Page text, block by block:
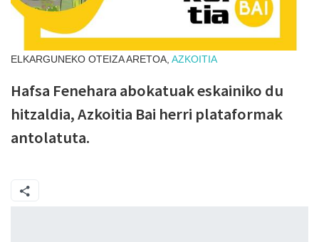
ELKARGUNEKO OTEIZA ARETOA, AZKOITIA
Hafsa Fenehara abokatuak eskainiko du
hitzaldia, Azkoitia Bai herri plataformak
antolatuta.